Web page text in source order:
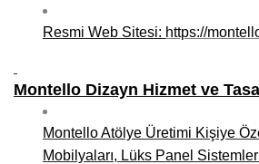
Niğde Mobilyacılar, Mobilya Firmaları,
Resmi Web Sitesi: https://
Montello Dizayn Hizmet ve
Montello Atölye Üretimi Kişiye
Mobilyaları, Lüks Panel